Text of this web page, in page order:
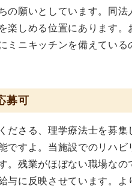
の願いとしています。同法
楽しめる位置にあります。
ミニキッチンを備えている
募可
ださる、理学療法士を募集
ですよ。当施設でのリハビ
残業がほぼない職場なの
与に反映させています。よ